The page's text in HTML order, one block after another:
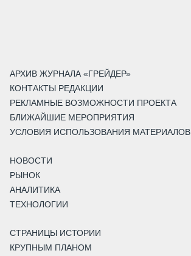
АРХИВ ЖУРНАЛА «ГРЕЙДЕР»
КОНТАКТЫ РЕДАКЦИИ
РЕКЛАМНЫЕ ВОЗМОЖНОСТИ ПРОЕКТА
БЛИЖАЙШИЕ МЕРОПРИЯТИЯ
УСЛОВИЯ ИСПОЛЬЗОВАНИЯ МАТЕРИАЛОВ
НОВОСТИ
РЫНОК
АНАЛИТИКА
ТЕХНОЛОГИИ
СТРАНИЦЫ ИСТОРИИ
КРУПНЫМ ПЛАНОМ